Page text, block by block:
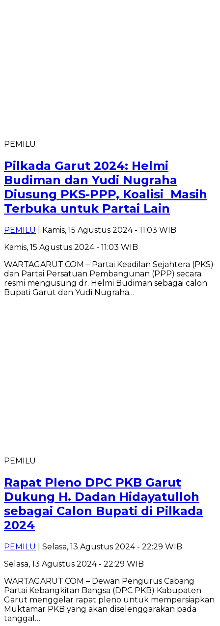
PEMILU
Pilkada Garut 2024: Helmi
Budiman dan Yudi Nugraha
Diusung PKS-PPP, Koalisi Masih
Terbuka untuk Partai Lain
PEMILU
| Kamis, 15 Agustus 2024 - 11:03 WIB
Kamis, 15 Agustus 2024 - 11:03 WIB
WARTAGARUT.COM – Partai Keadilan Sejahtera (PKS)
dan Partai Persatuan Pembangunan (PPP) secara
resmi mengusung dr. Helmi Budiman sebagai calon
Bupati Garut dan Yudi Nugraha…
PEMILU
Rapat Pleno DPC PKB Garut
Dukung H. Dadan Hidayatulloh
sebagai Calon Bupati di Pilkada
2024
PEMILU
| Selasa, 13 Agustus 2024 - 22:29 WIB
Selasa, 13 Agustus 2024 - 22:29 WIB
WARTAGARUT.COM – Dewan Pengurus Cabang
Partai Kebangkitan Bangsa (DPC PKB) Kabupaten
Garut menggelar rapat pleno untuk mempersiapkan
Muktamar PKB yang akan diselenggarakan pada
tanggal…